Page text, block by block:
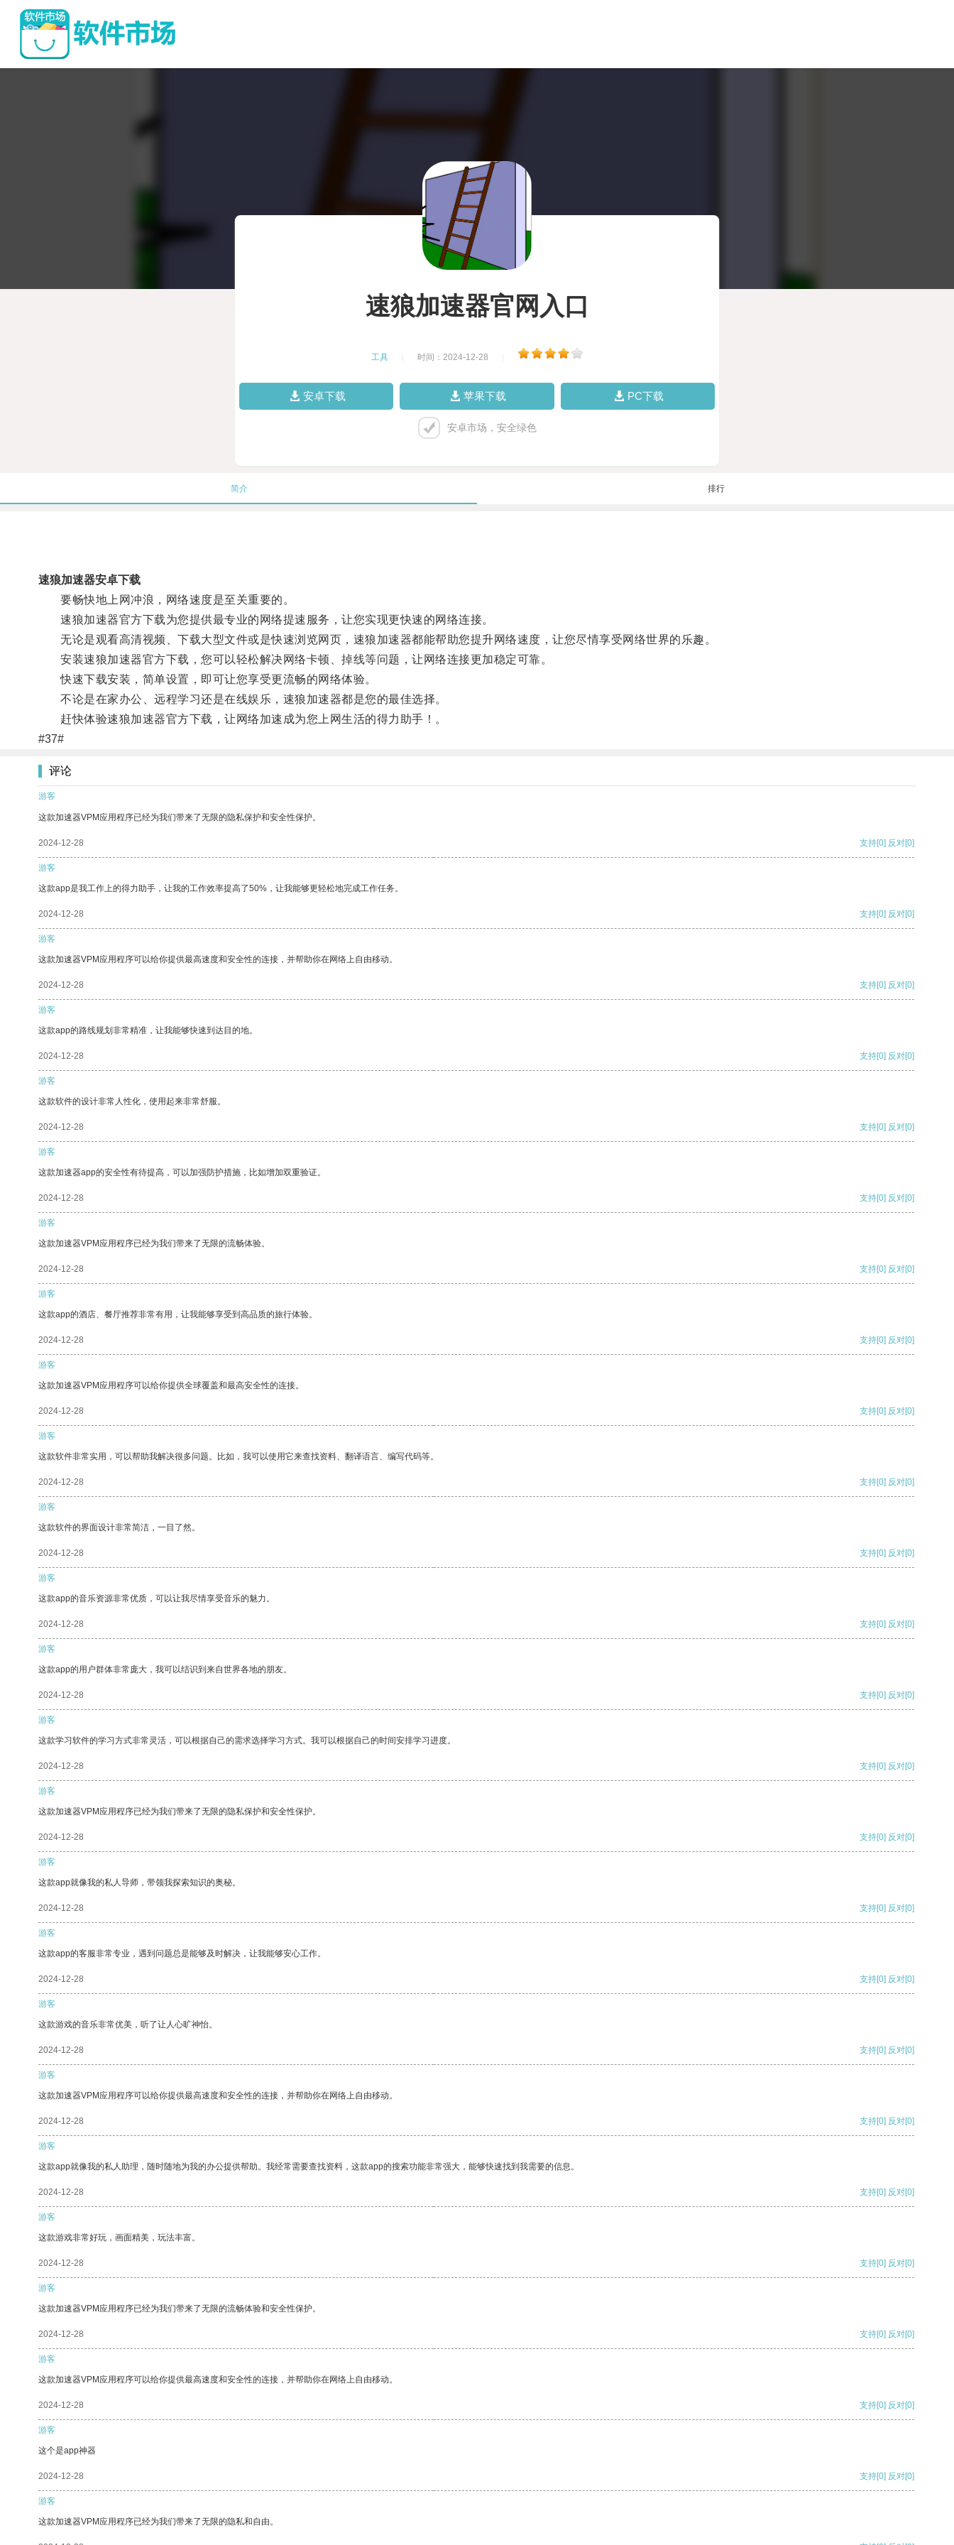
速狼加速器官网入口
工具 时间：2024-12-28
安卓下载 苹果下载 PC下载
安卓市场，安全绿色
简介 排行
速狼加速器安卓下载
要畅快地上网冲浪，网络速度是至关重要的。
速狼加速器官方下载为您提供最专业的网络提速服务，让您实现更快速的网络连接。
无论是观看高清视频、下载大型文件或是快速浏览网页，速狼加速器都能帮助您提升网络速度，让您尽情享受网络世界的乐趣。
安装速狼加速器官方下载，您可以轻松解决网络卡顿、掉线等问题，让网络连接更加稳定可靠。
快速下载安装，简单设置，即可让您享受更流畅的网络体验。
不论是在家办公、远程学习还是在线娱乐，速狼加速器都是您的最佳选择。
赶快体验速狼加速器官方下载，让网络加速成为您上网生活的得力助手！。
#37#
评论
游客
这款加速器VPM应用程序已经为我们带来了无限的隐私保护和安全性保护。
2024-12-28 支持[0] 反对[0]
游客
这款app是我工作上的得力助手，让我的工作效率提高了50%，让我能够更轻松地完成工作任务。
2024-12-28 支持[0] 反对[0]
游客
这款加速器VPM应用程序可以给你提供最高速度和安全性的连接，并帮助你在网络上自由移动。
2024-12-28 支持[0] 反对[0]
游客
这款app的路线规划非常精准，让我能够快速到达目的地。
2024-12-28 支持[0] 反对[0]
游客
这款软件的设计非常人性化，使用起来非常舒服。
2024-12-28 支持[0] 反对[0]
游客
这款加速器app的安全性有待提高，可以加强防护措施，比如增加双重验证。
2024-12-28 支持[0] 反对[0]
游客
这款加速器VPM应用程序已经为我们带来了无限的流畅体验。
2024-12-28 支持[0] 反对[0]
游客
这款app的酒店、餐厅推荐非常有用，让我能够享受到高品质的旅行体验。
2024-12-28 支持[0] 反对[0]
游客
这款加速器VPM应用程序可以给你提供全球覆盖和最高安全性的连接。
2024-12-28 支持[0] 反对[0]
游客
这款软件非常实用，可以帮助我解决很多问题。比如，我可以使用它来查找资料、翻译语言、编写代码等。
2024-12-28 支持[0] 反对[0]
游客
这款软件的界面设计非常简洁，一目了然。
2024-12-28 支持[0] 反对[0]
游客
这款app的音乐资源非常优质，可以让我尽情享受音乐的魅力。
2024-12-28 支持[0] 反对[0]
游客
这款app的用户群体非常庞大，我可以结识到来自世界各地的朋友。
2024-12-28 支持[0] 反对[0]
游客
这款学习软件的学习方式非常灵活，可以根据自己的需求选择学习方式。我可以根据自己的时间安排学习进度。
2024-12-28 支持[0] 反对[0]
游客
这款加速器VPM应用程序已经为我们带来了无限的隐私保护和安全性保护。
2024-12-28 支持[0] 反对[0]
游客
这款app就像我的私人导师，带领我探索知识的奥秘。
2024-12-28 支持[0] 反对[0]
游客
这款app的客服非常专业，遇到问题总是能够及时解决，让我能够安心工作。
2024-12-28 支持[0] 反对[0]
游客
这款游戏的音乐非常优美，听了让人心旷神怡。
2024-12-28 支持[0] 反对[0]
游客
这款加速器VPM应用程序可以给你提供最高速度和安全性的连接，并帮助你在网络上自由移动。
2024-12-28 支持[0] 反对[0]
游客
这款app就像我的私人助理，随时随地为我的办公提供帮助。我经常需要查找资料，这款app的搜索功能非常强大，能够快速找到我需要的信息。
2024-12-28 支持[0] 反对[0]
游客
这款游戏非常好玩，画面精美，玩法丰富。
2024-12-28 支持[0] 反对[0]
游客
这款加速器VPM应用程序已经为我们带来了无限的流畅体验和安全性保护。
2024-12-28 支持[0] 反对[0]
游客
这款加速器VPM应用程序可以给你提供最高速度和安全性的连接，并帮助你在网络上自由移动。
2024-12-28 支持[0] 反对[0]
游客
这个是app神器
2024-12-28 支持[0] 反对[0]
游客
这款加速器VPM应用程序已经为我们带来了无限的隐私和自由。